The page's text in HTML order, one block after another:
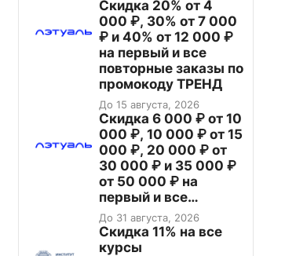
Скидка 20% от 4
000 ₽, 30% от 7 000
₽ и 40% от 12 000 ₽
на первый и все
повторные заказы по
промокоду ТРЕНД
До 15 августа, 2026
Скидка 6 000 ₽ от 10
000 ₽, 10 000 ₽ от 15
000 ₽, 20 000 ₽ от
30 000 ₽ и 35 000 ₽
от 50 000 ₽ на
первый и все
повторные заказы по
промокоду НАБЕРИ
До 31 августа, 2026
Скидка 11% на все
курсы